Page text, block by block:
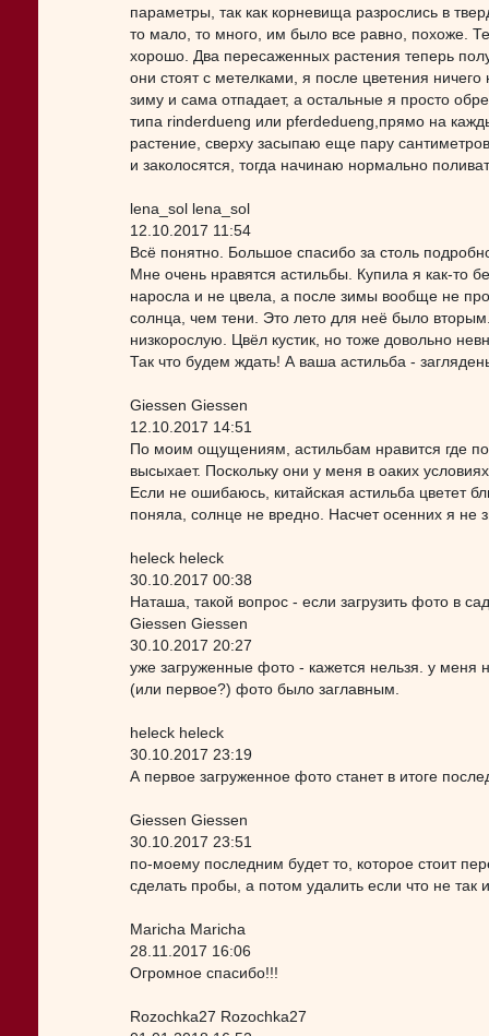
параметры, так как корневища разрослись в
то мало, то много, им было все равно, похоже.
хорошо. Два пересаженных растения теперь
они стоят с метелками, я после цветения
зиму и сама отпадает, а остальные я просто
типа rinderdueng или pferdedueng,прямо на
растение, сверху засыпаю еще пару
и заколосятся, тогда начинаю нормально
lena_sol lena_sol
12.10.2017 11:54
Всё понятно. Большое спасибо за столь
Мне очень нравятся астильбы. Купила я как-то
наросла и не цвела, а после зимы вообще не
солнца, чем тени. Это лето для неё было
низкорослую. Цвёл кустик, но тоже довольно
Так что будем ждать! А ваша астильба -
Giessen Giessen
12.10.2017 14:51
По моим ощущениям, астильбам нравится где
высыхает. Поскольку они у меня в оаких
Если не ошибаюсь, китайская астильба цветет
поняла, солнце не вредно. Насчет осенних я не
heleck heleck
30.10.2017 00:38
Наташа, такой вопрос - если загрузить фото в
Giessen Giessen
30.10.2017 20:27
уже загруженные фото - кажется нельзя. у меня
(или первое?) фото было заглавным.
heleck heleck
30.10.2017 23:19
А первое загруженное фото станет в итоге
Giessen Giessen
30.10.2017 23:51
по-моему последним будет то, которое стоит
сделать пробы, а потом удалить если что не так
Maricha Maricha
28.11.2017 16:06
Огромное спасибо!!!
Rozochka27 Rozochka27